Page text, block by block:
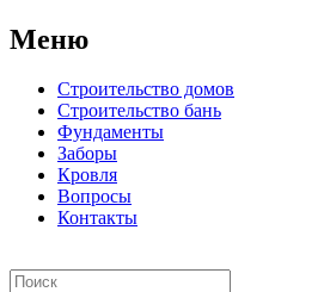
Меню
Строительство домов
Строительство бань
Фундаменты
Заборы
Кровля
Вопросы
Контакты